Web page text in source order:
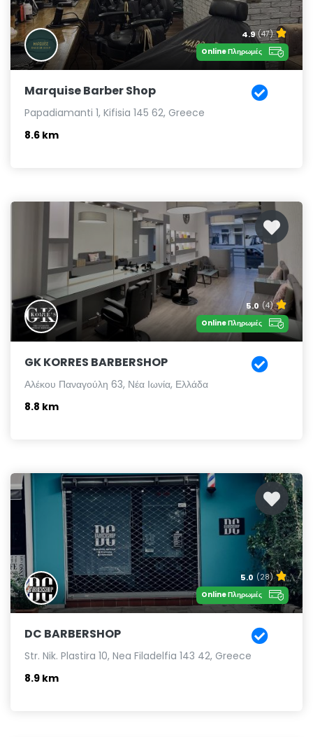
4.9 (47)
Online Πληρωμές
Marquise Barber Shop
Papadiamanti 1, Kifisia 145 62, Greece
8.6 km
5.0 (4)
Online Πληρωμές
GK KORRES BARBERSHOP
Αλέκου Παναγούλη 63, Νέα Ιωνία, Ελλάδα
8.8 km
5.0 (28)
Online Πληρωμές
DC BARBERSHOP
Str. Nik. Plastira 10, Nea Filadelfia 143 42, Greece
8.9 km